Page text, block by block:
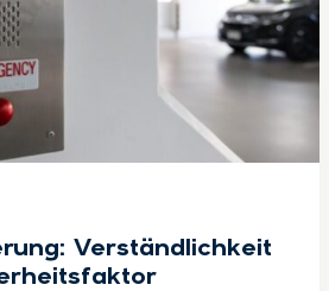
Verständlichkeit